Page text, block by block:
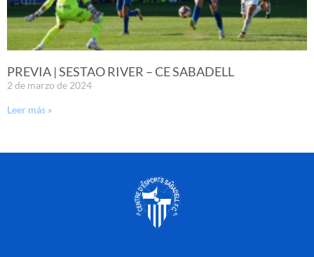
PREVIA | SESTAO RIVER – CE SABADELL
2 de marzo de 2024
Leer más »